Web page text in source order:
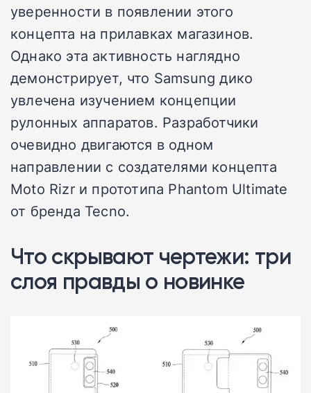
уверенности в появлении этого
концепта на прилавках магазинов.
Однако эта активность наглядно
демонстрирует, что Samsung дико
увлечена изучением концепции
рулонных аппаратов. Разработчики
очевидно двигаются в одном
направлении с создателями концепта
Moto Rizr и прототипа Phantom Ultimate
от бренда Tecno.
Что скрывают чертежи: три
слоя правды о новинке